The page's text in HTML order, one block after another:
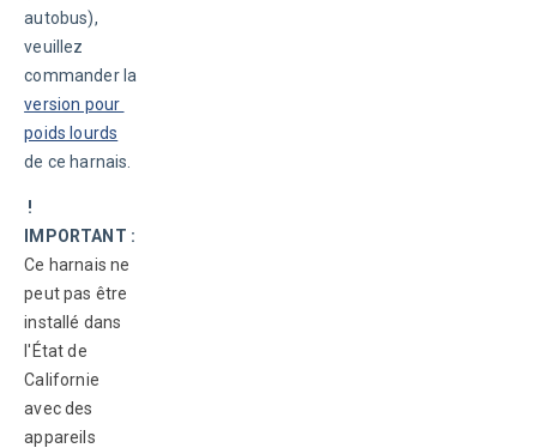
autobus),
veuillez
commander la
version pour
poids lourds
de ce harnais.
IMPORTANT :
Ce harnais ne
peut pas être
installé dans
l'État de
Californie
avec des
appareils